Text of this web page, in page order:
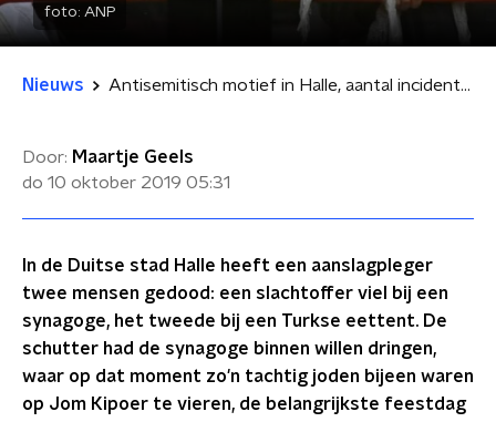
foto: ANP
Nieuws Antisemitisch motief in Halle, aantal incidenten in Duitsland stijgt
Door: Maartje Geels
do 10 oktober 2019 05:31
In de Duitse stad Halle heeft een aanslagpleger
twee mensen gedood: een slachtoffer viel bij een
synagoge, het tweede bij een Turkse eettent. De
schutter had de synagoge binnen willen dringen,
waar op dat moment zo'n tachtig joden bijeen waren
op Jom Kipoer te vieren, de belangrijkste feestdag